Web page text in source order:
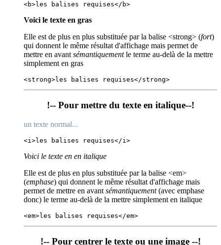
<b>les balises requises</b>
Voici le texte en gras
Elle est de plus en plus substituée par la balise <strong> (fort)
qui donnent le même résultat d'affichage mais permet de
mettre en avantsémantiquementle terme au-delà de la mettre
simplement en gras
<strong>les balises requises</strong>
!-- Pour mettre du texte en italique--!
un texte normal...
<i>les balises requises</i>
Voici le texte en en italique
Elle est de plus en plus substituée par la balise <em>
(emphase) qui donnent le même résultat d'affichage mais
permet de mettre en avant sémantiquement(avec emphase
donc) le terme au-delà de la mettre simplement en italique
<em>les balises requises</em>
!-- Pour centrer le texte ou une image --!